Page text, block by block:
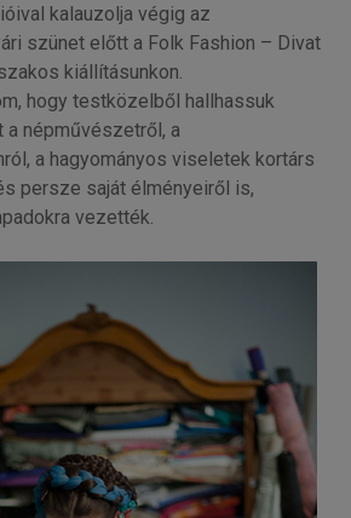
kalauzolja végig az
szünet előtt a Folk Fashion – Divat
kiállításunkon.
hogy testközelből hallhassuk
a népművészetről, a
a hagyományos viseletek kortárs
persze saját élményeiről is,
vezették.